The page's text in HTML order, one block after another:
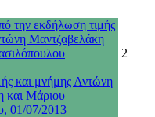
την εκδήλωση τιμής
Μαντζαβελάκη
και μνήμης Αντώνη
και Μάριου
01/07/2013
2